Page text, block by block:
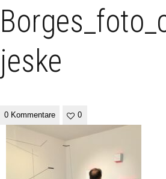
jeske
0 Kommentare 0